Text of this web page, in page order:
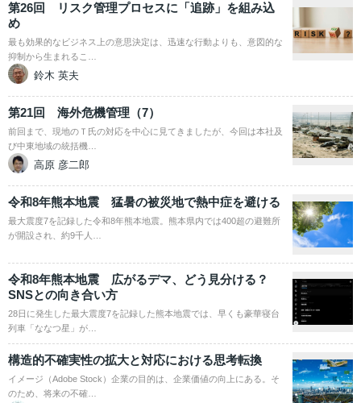
第26回 リスク管理プロセスに「追跡」を組み込
め
最も効果的なビジネス上の意思決定は、迅速な行動よりも、意図的な
抑制から生まれるこ…
鈴木 英夫
第21回 海外危機管理（7）
前回まで、現地のＴ氏の対応を中心に見てきましたが、今回は本社及
び中東地域の統括機…
高原 彦二郎
令和8年熊本地震 猛暑の被災地で熱中症を避ける
最大震度7を記録した令和8年熊本地震。熊本県内では400超の避難所
が開設され、約9千人…
令和8年熊本地震 広がるデマ、どう見分ける？
SNSとの向き合い方
28日に発生した最大震度7を記録した熊本地震では、早くも豪華寝台
列車「ななつ星」が…
構造的不確実性の拡大と対応における思考転換
イメージ（Adobe Stock）企業の目的は、企業価値の向上にある。そ
のため、将来の不確…